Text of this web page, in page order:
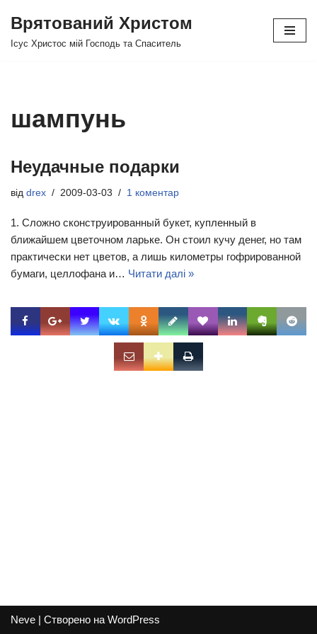
Перейти
Врятований Христом
Ісус Христос мій Господь та Спаситель
шампунь
Неудачные подарки
від drex 2009-03-03 1 коментар
1. Сложно сконструированный букет, купленный в
ближайшем цветочном ларьке. Он стоил кучу денег, но там
практически нет цветов, а лишь километры гофрированной
бумаги, целлофана и… Читати далі »
Neve | Створено на WordPress